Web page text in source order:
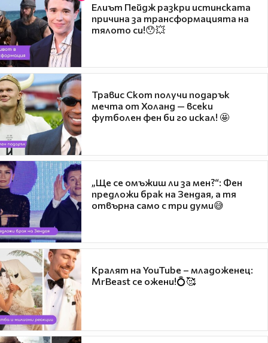
Елиът Пейдж разкри истинската
причина за трансформацията на
тялото си!😯💥
Травис Скот получи подарък
мечта от Холанд — всеки
футболен фен би го искал! 🤩
„Ще се омъжиш ли за мен?“: Фен
предложи брак на Зендая, а тя
отвърна само с три думи😅
Кралят на YouTube – младоженец:
MrBeast се ожени!💍🥰